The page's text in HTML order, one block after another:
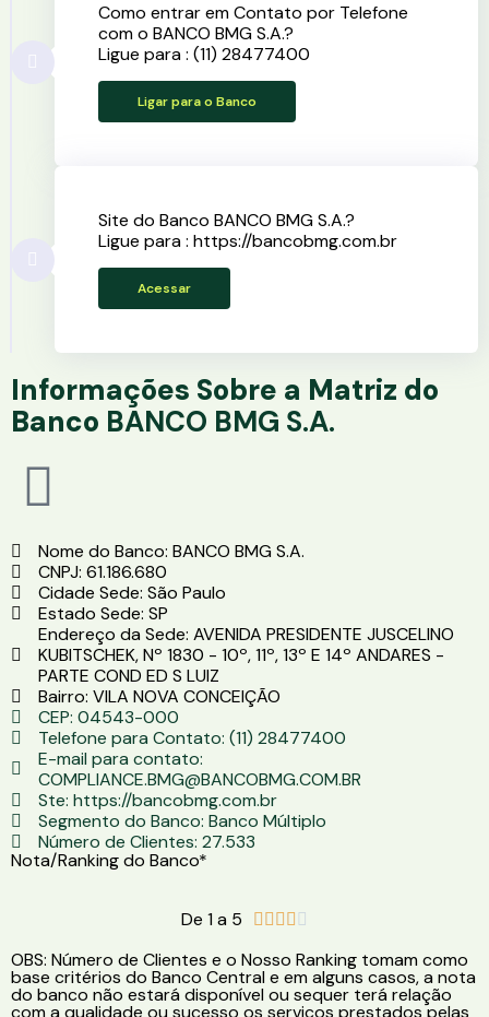
Como entrar em Contato por Telefone
com o BANCO BMG S.A.?
Ligue para : (11) 28477400
Ligar para o Banco
Site do Banco BANCO BMG S.A.?
Ligue para : https://bancobmg.com.br
Acessar
Informações Sobre a Matriz do
Banco BANCO BMG S.A.
Nome do Banco: BANCO BMG S.A.
CNPJ: 61.186.680
Cidade Sede: São Paulo
Estado Sede: SP
Endereço da Sede: AVENIDA PRESIDENTE JUSCELINO
KUBITSCHEK, Nº 1830 - 10º, 11º, 13º E 14º ANDARES -
PARTE COND ED S LUIZ
Bairro: VILA NOVA CONCEIÇÃO
CEP: 04543-000
Telefone para Contato: (11) 28477400
E-mail para contato:
COMPLIANCE.BMG@BANCOBMG.COM.BR
Ste: https://bancobmg.com.br
Segmento do Banco: Banco Múltiplo
Número de Clientes: 27.533
Nota/Ranking do Banco*
De 1 a 5     
OBS: Número de Clientes e o Nosso Ranking tomam como
base critérios do Banco Central e em alguns casos, a nota
do banco não estará disponível ou sequer terá relação
com a qualidade ou sucesso os serviços prestados pelas